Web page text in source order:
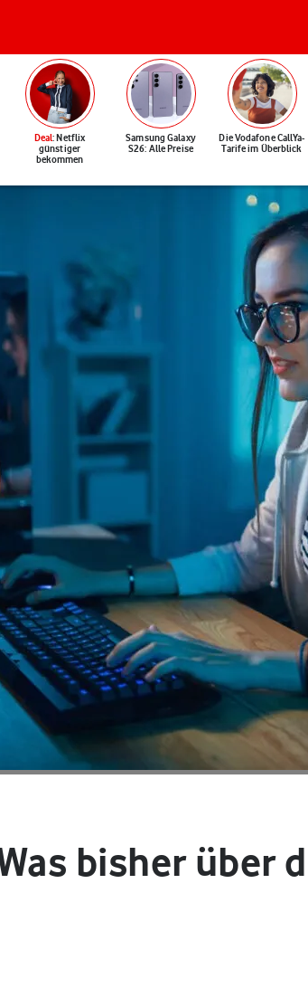
Deal: Netflix
günstiger
bekommen
Samsung Galaxy
S26: Alle Preise
Die Vodafone CallYa-
Tarife im Überblick
bisher über